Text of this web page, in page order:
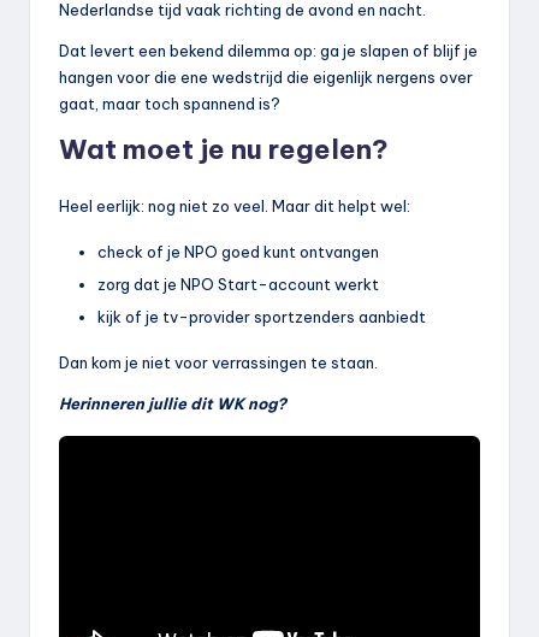
Nederlandse tijd vaak richting de avond en nacht.
Dat levert een bekend dilemma op: ga je slapen of blijf je
hangen voor die ene wedstrijd die eigenlijk nergens over
gaat, maar toch spannend is?
Wat moet je nu regelen?
Heel eerlijk: nog niet zo veel. Maar dit helpt wel:
check of je NPO goed kunt ontvangen
zorg dat je NPO Start-account werkt
kijk of je tv-provider sportzenders aanbiedt
Dan kom je niet voor verrassingen te staan.
Herinneren jullie dit WK nog?